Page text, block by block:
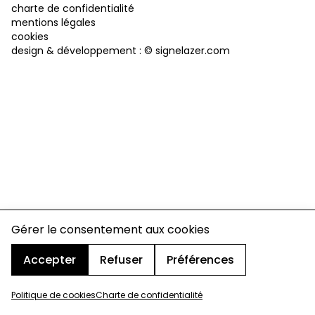
Gérer le consentement aux cookies
Accepter
Refuser Préférences
Politique de cookiesCharte de confidentialité
charte de confidentialité
mentions légales
cookies
design & développement : © signelazer.com